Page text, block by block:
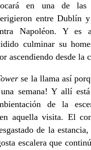
en una de las
entre Dublín
Napoléon. Y es
culminar su
ascendiendo desde la
se la llama así
semana! Y allí está
de la
aquella visita. El
de la
escalera que